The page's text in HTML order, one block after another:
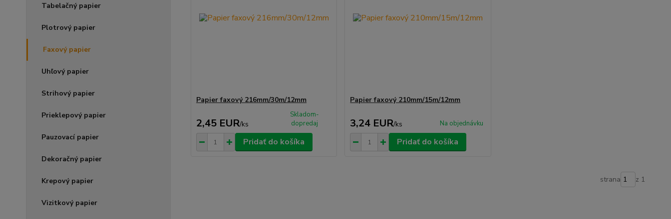
Tabelačný papier
Plotrový papier
Faxový papier
Uhľový papier
Strihový papier
Prieklepový papier
Pauzovací papier
Dekoračný papier
Krepový papier
Vizitkový papier
Papier faxový 216mm/30m/12mm
2,45 EUR/ks
Skladom-
dopredaj
Pridať do košíka
Papier faxový 210mm/15m/12mm
3,24 EUR/ks Na objednávku
Pridať do košíka
strana z 1